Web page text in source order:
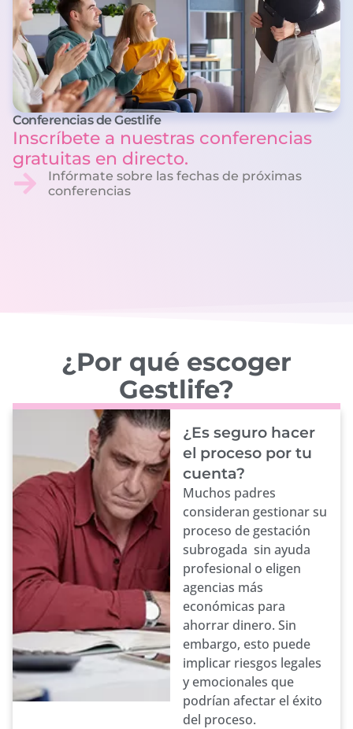
Conferencias de Gestlife
Inscríbete a nuestras conferencias
gratuitas en directo.
Infórmate sobre las fechas de próximas
conferencias
¿Por qué escoger
Gestlife?
¿Es seguro hacer
el proceso por tu
cuenta?
Muchos padres
consideran gestionar su
proceso de gestación
subrogada sin ayuda
profesional o eligen
agencias más
económicas para
ahorrar dinero. Sin
embargo, esto puede
implicar riesgos legales
y emocionales que
podrían afectar el éxito
del proceso.